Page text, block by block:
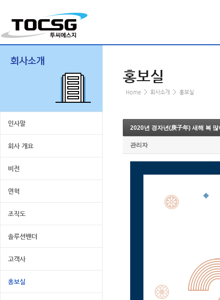
인사말
회사 개요
비전
연혁
조직도
솔루션밴더
고객사
홍보실
홍보실
Home > 회사소개 > 홍보실
2020년 경자년(庚子年) 새해 복
관리자